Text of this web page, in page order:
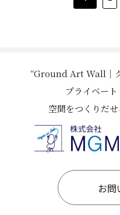
ナイアガラの仕上げ ガ
“Ground Art Wall｜グ
プライベー
空間をつくりだせ
お問